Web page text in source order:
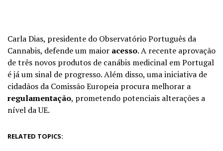
Carla Dias, presidente do Observatório Português da
Cannabis, defende um maior acesso. A recente aprovação
de três novos produtos de canábis medicinal em Portugal
é já um sinal de progresso. Além disso, uma iniciativa de
cidadãos da Comissão Europeia procura melhorar a
regulamentação, prometendo potenciais alterações a
nível da UE.
RELATED TOPICS: